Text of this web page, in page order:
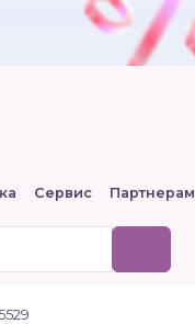
Сервис Партнерам